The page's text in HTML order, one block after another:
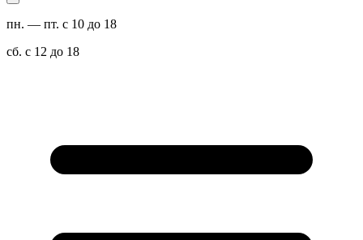
пн. — пт. с 10 до 18
сб. с 12 до 18